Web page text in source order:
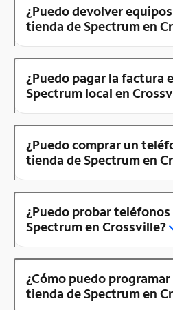
¿Puedo devolver
tienda de Spectrum en
¿Puedo pagar la factura
Spectrum local en
¿Puedo comprar un
tienda de Spectrum en
¿Puedo probar
Spectrum en Crossville?
¿Cómo puedo
tienda de Spectrum en